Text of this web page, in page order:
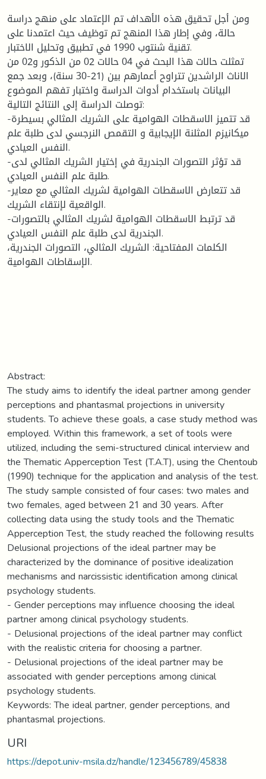
ومن أجل تحقيق هذه الأهداف تم الإعتماد على منهج دراسة
حالة، وفي إطار هذا المنهج تم توظيف حيث اعتمدنا على
تقنية شنتوب 1990 في تطبيق وتحليل الاختبار.
تمثلت حالات هذا البحث في 04 حالات 02 من الذكور و02 من
الاناث الراشدين تتراوح أعمارهم بين (21-30 سنة)، وبعد جمع
البيانات باستخدام أدوات الدراسة واختبار تفهم الموضوع
توصلت الدراسة إلى النتائج التالية:
-قد تتميز الاسقطات الهوامية على الشريك المثالي بسيطرة
ميكانيزم المثلنة الإيجابية و التقمص النرجسي لدى طلبة علم
النفس العيادي.
-قد تؤثر التصورات الجندرية في إختيار الشريك المثالي لدى
طلبة علم النفس العيادي.
-قد تتعارض الاسقطات الهوامية لشريك المثالي مع معاير
الواقعية لإنتقاء الشريك.
-قد ترتبط الاسقطات الهوامية لشريك المثالي بالتصورات
الجندرية لدى طلبة علم النفس العيادي.
الكلمات المفتاحية: الشريك المثالي، التصورات الجندرية،
الإسقاطات الهوامية.
Abstract:
The study aims to identify the ideal partner among gender
perceptions and phantasmal projections in university
students. To achieve these goals, a case study method was
employed. Within this framework, a set of tools were
utilized, including the semi-structured clinical interview and
the Thematic Apperception Test (T.A.T), using the Chentoub
(1990) technique for the application and analysis of the test.
The study sample consisted of four cases: two males and
two females, aged between 21 and 30 years. After
collecting data using the study tools and the Thematic
Apperception Test, the study reached the following results
Delusional projections of the ideal partner may be
characterized by the dominance of positive idealization
mechanisms and narcissistic identification among clinical
psychology students.
- Gender perceptions may influence choosing the ideal
partner among clinical psychology students.
- Delusional projections of the ideal partner may conflict
with the realistic criteria for choosing a partner.
- Delusional projections of the ideal partner may be
associated with gender perceptions among clinical
psychology students.
Keywords: The ideal partner, gender perceptions, and
phantasmal projections.
URI
https://depot.univ-msila.dz/handle/123456789/45838